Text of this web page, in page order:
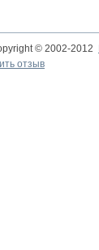
© 2002-2012
отзыв